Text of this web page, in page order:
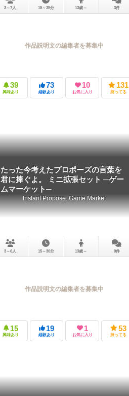
3～7人 15～35分 13歳～ 3件
作品説明文の編集者を募集中
39
興味あり
73
経験あり
10
お気に入り
131
持ってる
たった今考えたプロポーズの言葉を
君に捧ぐよ。 ミニ拡張セット ─ゲー
ムマーケット─
Instant Propose: Game Market
3～6人 15～30分 13歳～ 0件
作品説明文の編集者を募集中
15
興味あり
19
経験あり
1
お気に入り
53
持ってる